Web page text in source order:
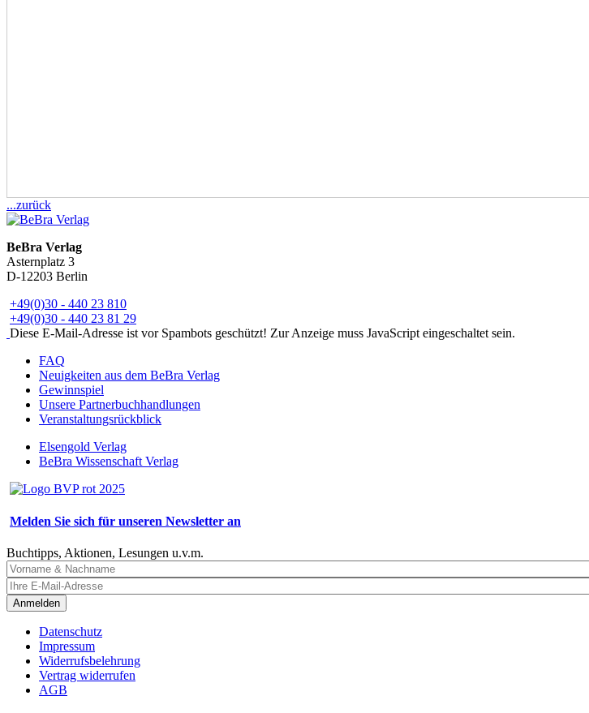
...zurück
BeBra Verlag
Asternplatz 3
D-12203 Berlin
+49(0)30 - 440 23 810
+49(0)30 - 440 23 81 29
Diese E-Mail-Adresse ist vor Spambots geschützt! Zur Anzeige muss JavaScript eingeschaltet sein.
FAQ
Neuigkeiten aus dem BeBra Verlag
Gewinnspiel
Unsere Partnerbuchhandlungen
Veranstaltungsrückblick
Elsengold Verlag
BeBra Wissenschaft Verlag
Melden Sie sich für unseren Newsletter an
Buchtipps, Aktionen, Lesungen u.v.m.
Anmelden
Datenschutz
Impressum
Widerrufsbelehrung
Vertrag widerrufen
AGB